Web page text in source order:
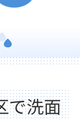
で洗面